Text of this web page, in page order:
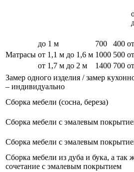
Матрасы
до 1 м 700 400
от 1,1 м до 1,6 м 1000 500
от 1,7 м до 2 м
1400 700
Замер одного изделия / замер
– индивидуально
Сборка мебели (сосна, береза)
Сборка мебели с эмалевым
Сборка мебели с эмалевым
Сборка мебели из дуба и бука, а так
сочетание с эмалевым покрытием